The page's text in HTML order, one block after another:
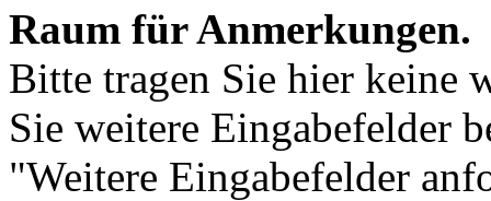
Raum für Anmerkungen.
Bitte tragen Sie hier keine
Sie weitere Eingabefelder
"Weitere Eingabefelder